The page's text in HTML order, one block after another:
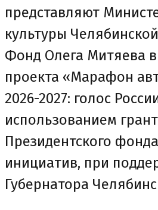
представляют
культуры
Фонд Олега Митяева
проекта «Марафон
2026-2027: голос
использованием
Президентского
инициатив, при
Губернатора